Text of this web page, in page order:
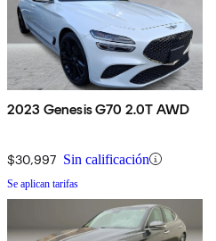
2023 Genesis G70 2.0T AWD
$30,997 Sin calificación
Se aplican tarifas